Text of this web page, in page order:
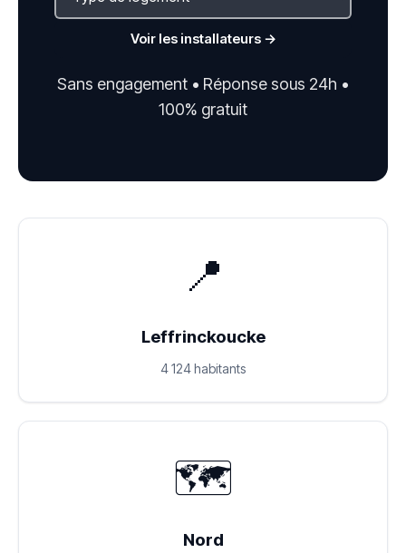
Voir les installateurs →
Sans engagement • Réponse sous 24h •
100% gratuit
📍
Leffrinckoucke
4 124 habitants
🗺️
Nord